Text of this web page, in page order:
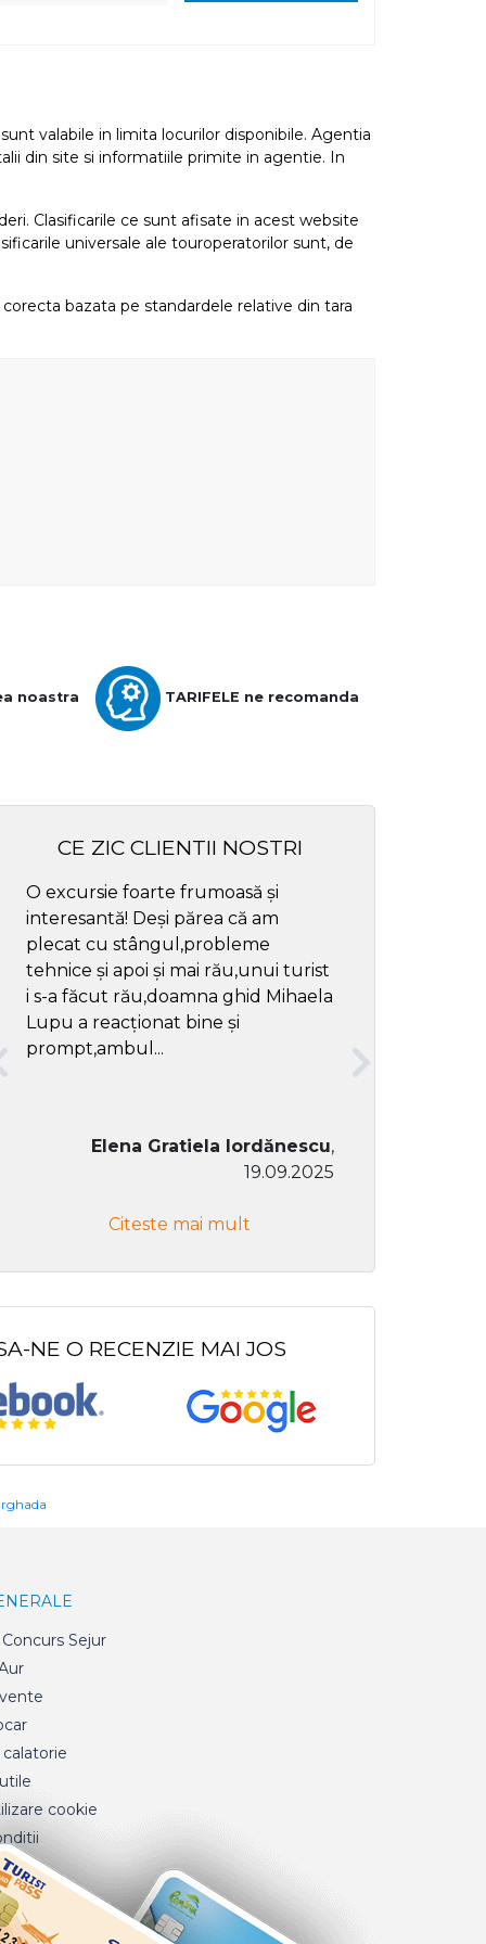
valabile in limita locurilor disponibile. Agentia
din site si informatiile primite in agentie. In
Clasificarile ce sunt afisate in acest website
universale ale touroperatorilor sunt, de
bazata pe standardele relative din tara
noastra TARIFELE ne recomanda
CE ZIC CLIENTII NOSTRI
O excursie foarte frumoasă și
interesantă! Deși părea că am
plecat cu stângul,probleme
tehnice și apoi și mai rău,unui turist
i s-a făcut rău,doamna ghid Mihaela
Lupu a reacționat bine și
prompt,ambul...
Elena Gratiela Iordănescu,
19.09.2025
Citeste mai mult
NE O RECENZIE MAI JOS
Sejur
cookie